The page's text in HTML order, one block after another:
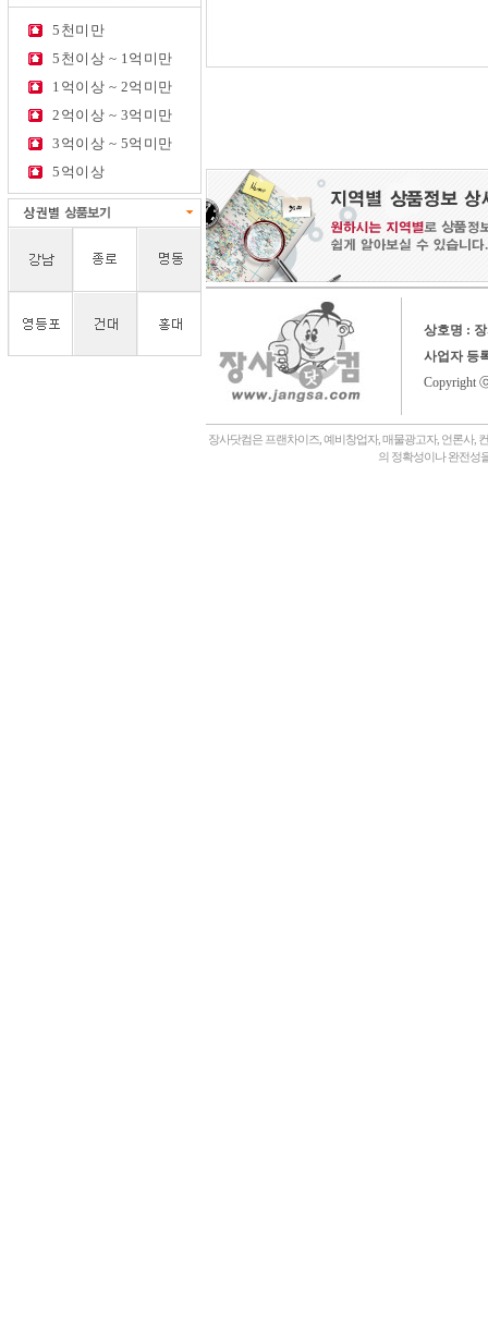
5천미만
5천이상 ~ 1억미만
1억이상 ~ 2억미만
2억이상 ~ 3억미만
3억이상 ~ 5억미만
5억이상
상호명 :
사업자 등
Copyright
장사닷컴은 프랜차이즈, 예비창업자, 매물광고자, 언론사,
의 정확성이나 완전성